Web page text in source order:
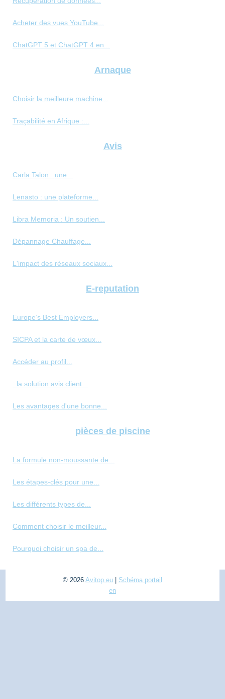
Acheter des vues YouTube...
ChatGPT 5 et ChatGPT 4 en...
Arnaque
Choisir la meilleure machine...
Traçabilité en Afrique :...
Avis
Carla Talon : une...
Lenasto : une plateforme...
Libra Memoria : Un soutien...
Dépannage Chauffage...
L'impact des réseaux sociaux...
E-reputation
Europe’s Best Employers...
SICPA et la carte de vœux...
Accéder au profil...
: la solution avis client...
Les avantages d'une bonne...
pièces de piscine
La formule non-moussante de...
Les étapes-clés pour une...
Les différents types de...
Comment choisir le meilleur...
Pourquoi choisir un spa de...
© 2026 Avitop.eu
Schéma portail
en